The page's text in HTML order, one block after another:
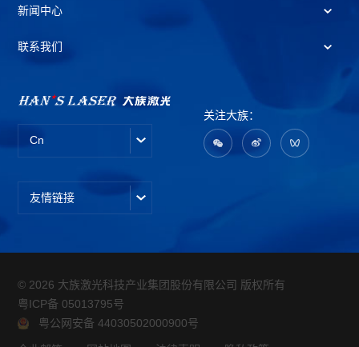
Cn
关注大族：
友情链接
新闻中心
联系我们
© 2026 大族激光科技产业集团股份有限公司 版权所有
粤ICP备 05013795号
粤公网安备 44030502000900号